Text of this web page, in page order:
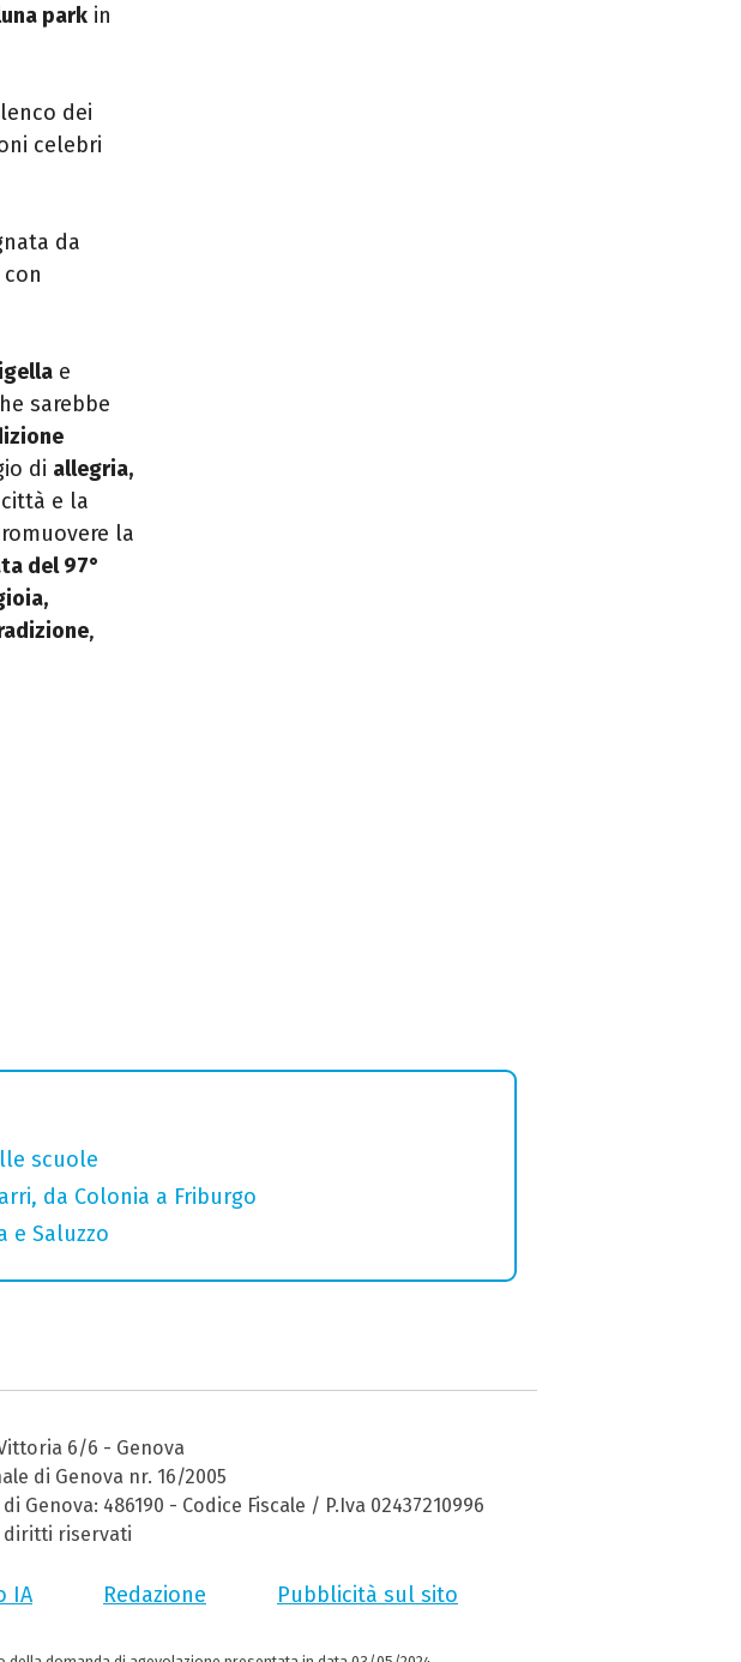
park in
dei
celebri
da
e
sarebbe
di allegria,
e la
la
del 97°
,
scuole
da Colonia a Friburgo
e Saluzzo
6/6 - Genova
di Genova nr. 16/2005
Genova: 486190 - Codice Fiscale / P.Iva 02437210996
diritti riservati
IA Redazione Pubblicità sul sito